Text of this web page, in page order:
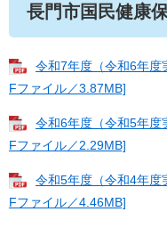
長門市国民健康
令和7年度（令和6年度
Fファイル／3.87MB]
令和6年度（令和5年度
Fファイル／2.29MB]
令和5年度（令和4年度
Fファイル／4.46MB]